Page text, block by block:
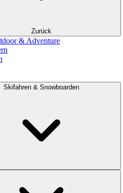
Zurück
& Adventure
Skifahren & Snowboarden